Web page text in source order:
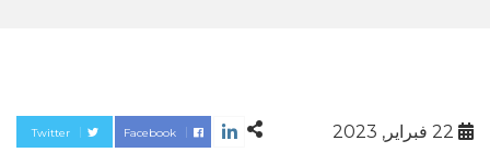
Twitter Facebook